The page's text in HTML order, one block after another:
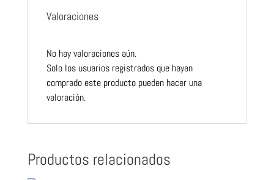
Valoraciones
No hay valoraciones aún.
Solo los usuarios registrados que hayan
comprado este producto pueden hacer una
valoración.
Productos relacionados